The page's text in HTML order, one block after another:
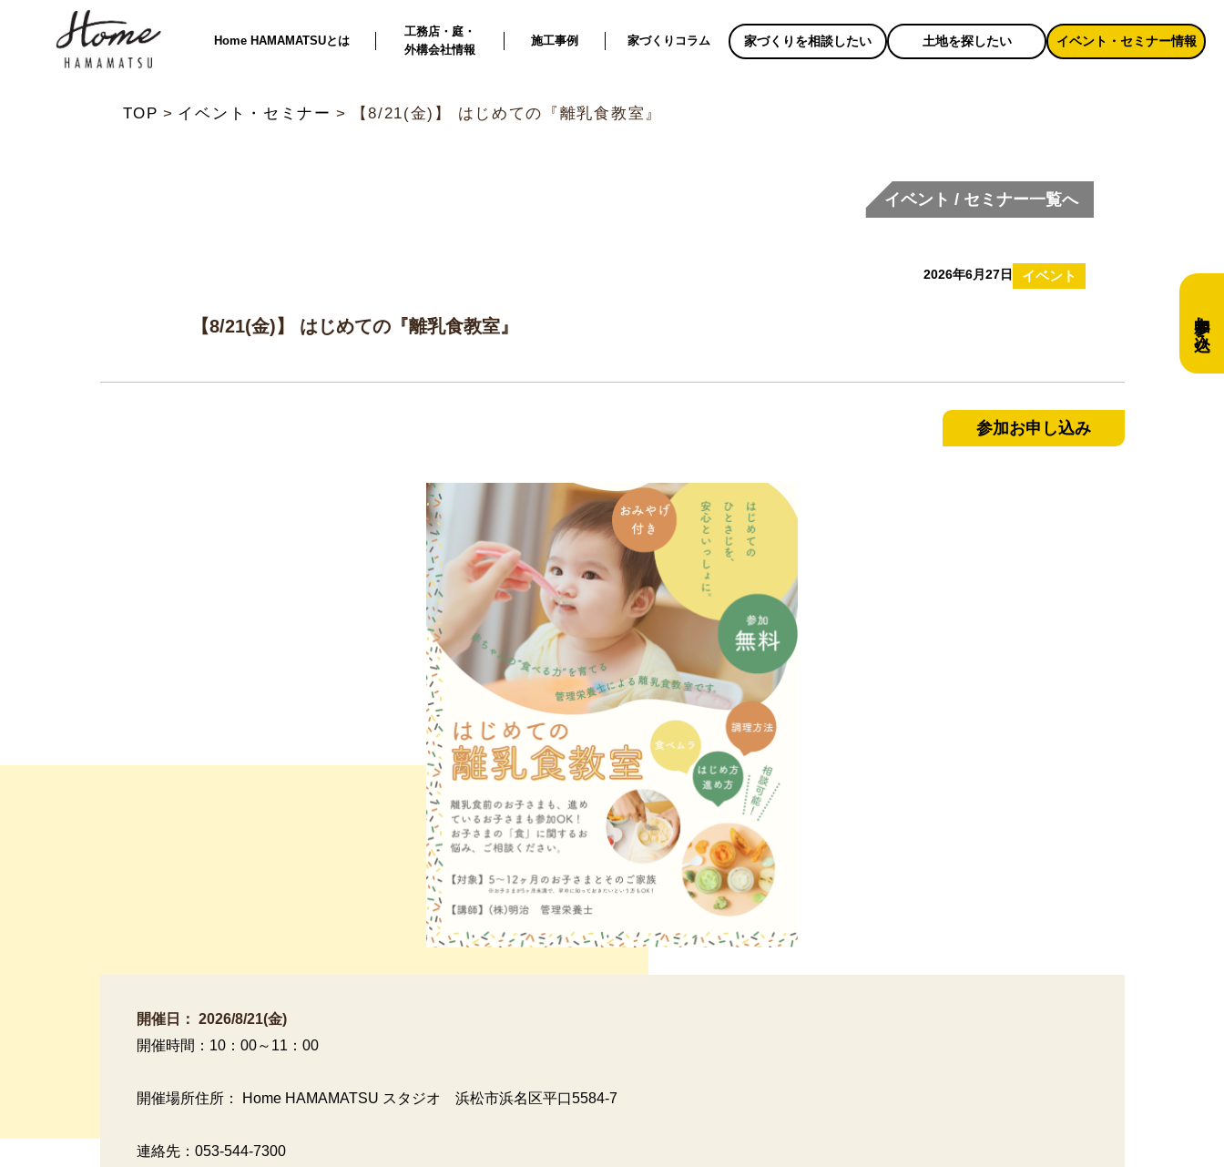
Home HAMAMATSUとは
工務店・庭・
外構会社情報
施工事例 家づくりコラム 家づくりを相談したい 土地を探したい イベント・セミナー情報
TOP イベント・セミナー 【8/21(金)】 はじめての『離乳食教室』
イベント / セミナー一覧へ
イベント
2026年6月27日
【8/21(金)】 はじめての『離乳食教室』
参加お申し込み
開催日： 2026/8/21(金)
開催時間： 10：00～11：00
開催場所住所： Home HAMAMATSU スタジオ 浜松市浜名区平口5584-7
連絡先： 053-544-7300
参加申し込み